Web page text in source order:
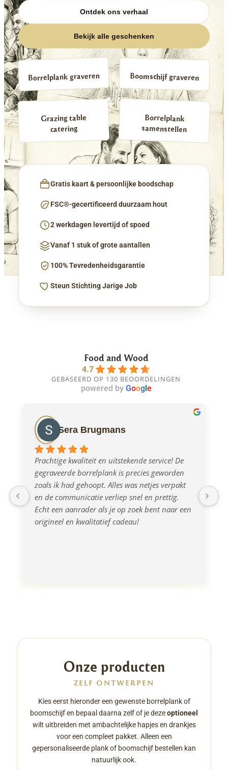
Ontdek ons verhaal
Bekijk alle geschenken
Borrelplank graveren Boomschijf graveren
Grazing table
catering
Borrelplank
samenstellen
Gratis kaart & persoonlijke boodschap
FSC®-gecertificeerd duurzaam hout
2 werkdagen levertijd of spoed
Vanaf 1 stuk of grote aantallen
100% Tevredenheidsgarantie
Steun Stichting Jarige Job
Food and Wood
4.7
GEBASEERD OP 130 BEOORDELINGEN
powered by Googl e
Sera Brugmans
Prachtige kwaliteit en uitstekende service! De
gegraveerde borrelplank is precies geworden
zoals ik had gehoopt. Alles was netjes verpakt
en de communicatie verliep snel en prettig.
Echt een aanrader als je op zoek bent naar een
origineel en kwalitatief cadeau!
Onze producten
ZELF ONTWERPEN
Kies eerst hieronder een gewenste borrelplank of
boomschijf en bepaal daarna zelf of je dezeoptioneel
wilt uitbreiden met ambachtelijke hapjes en drankjes
voor een compleet pakket. Alleen een
gepersonaliseerde plank of boomschijf bestellen kan
natuurlijk ook.